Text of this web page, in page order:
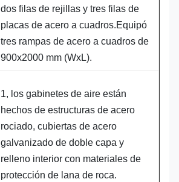
dos filas de rejillas y tres filas de
placas de acero a cuadros.Equipó
tres rampas de acero a cuadros de
900x2000 mm (WxL).
1, los gabinetes de aire están
hechos de estructuras de acero
rociado, cubiertas de acero
galvanizado de doble capa y
relleno interior con materiales de
protección de lana de roca.